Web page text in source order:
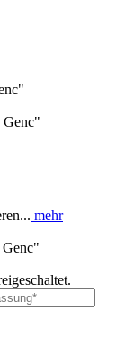
Genc"
mehr